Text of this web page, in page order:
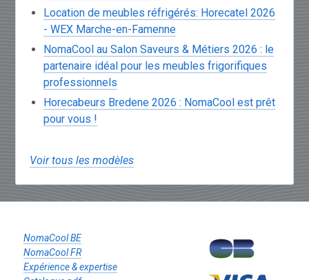
Location de meubles réfrigérés: Horecatel 2026
- WEX Marche-en-Famenne
NomaCool au Salon Saveurs & Métiers 2026 : le
partenaire idéal pour les meubles frigorifiques
professionnels
Horecabeurs Bredene 2026 : NomaCool est prêt
pour vous !
Voir tous les modèles
NomaCool BE
NomaCool FR
Expérience & expertise